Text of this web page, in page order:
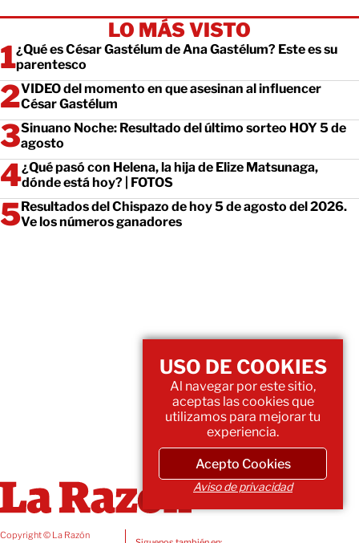
LO MÁS VISTO
¿Qué es César Gastélum de Ana Gastélum? Este es su
parentesco
VIDEO del momento en que asesinan al influencer
César Gastélum
Sinuano Noche: Resultado del último sorteo HOY 5 de
agosto
¿Qué pasó con Helena, la hija de Elize Matsunaga,
dónde está hoy? | FOTOS
Resultados del Chispazo de hoy 5 de agosto del 2026.
Ve los números ganadores
Copyright © La Razón
USO DE COOKIES
Al navegar por este sitio,
aceptas las cookies que
utilizamos para mejorar tu
experiencia.
Acepto Cookies
Aviso de privacidad